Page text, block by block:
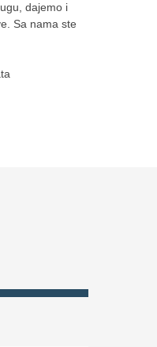
dajemo i
Sa nama ste